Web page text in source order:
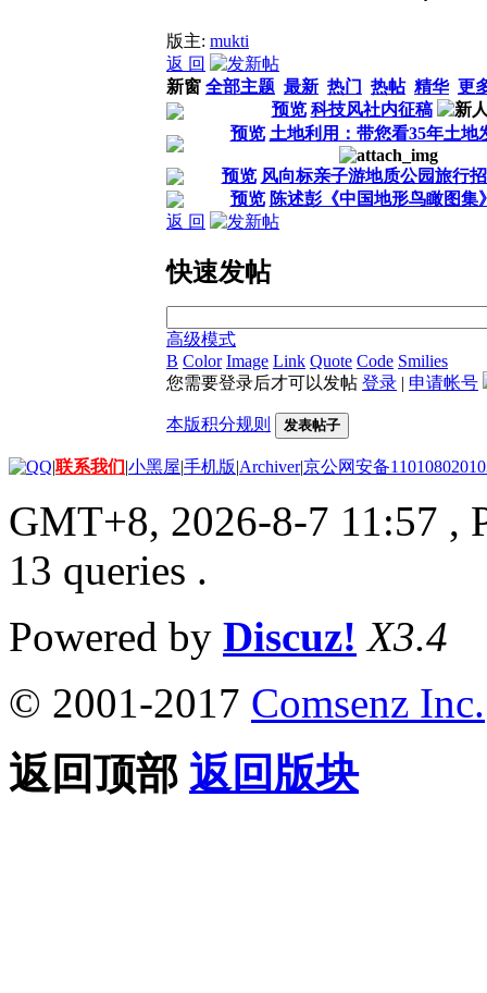
版主: mukti
返 回
新窗 全部主题 最新 热门 热帖 精华 更
预览 科技风社内征稿
预览 土地利用：带您看35年土地
预览 风向标亲子游地质公园旅行
预览 陈述彭《中国地形鸟瞰图集
返 回
快速发帖
高级模式
B Color Image Link Quote Code Smilies
您需要登录后才可以发帖 登录 | 申请帐号
本版积分规则 发表帖子
|联系我们|小黑屋|手机版|Archiver|京公网安备
GMT+8, 2026-8-7 11:57 ,
13 queries .
Powered by Discuz! X3.4
© 2001-2017 Comsenz Inc.
返回顶部 返回版块